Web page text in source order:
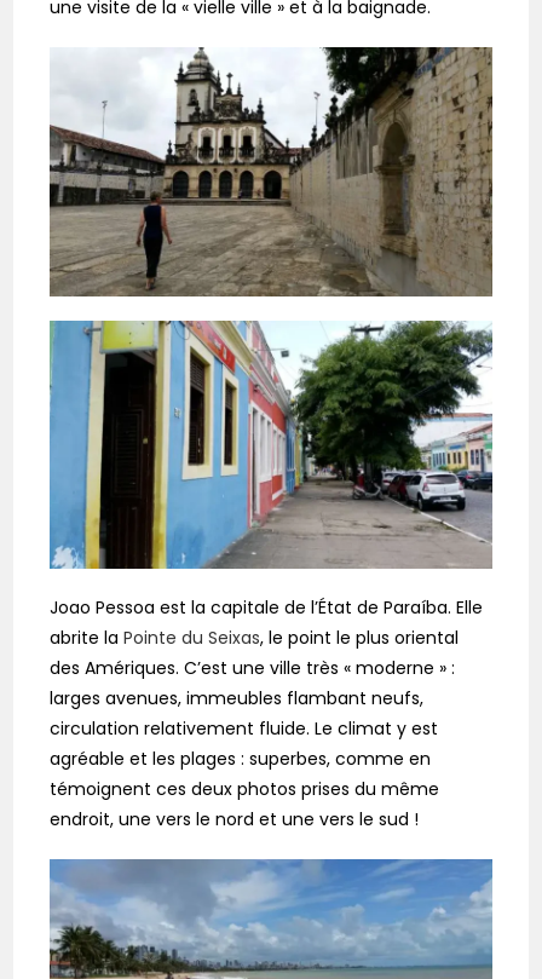
une visite de la « vielle ville » et à la baignade.
Joao Pessoa est la capitale de l’État de Paraíba. Elle
abrite laPointe du Seixas, le point le plus oriental
des Amériques. C’est une ville très « moderne » :
larges avenues, immeubles flambant neufs,
circulation relativement fluide. Le climat y est
agréable et les plages : superbes, comme en
témoignent ces deux photos prises du même
endroit, une vers le nord et une vers le sud !